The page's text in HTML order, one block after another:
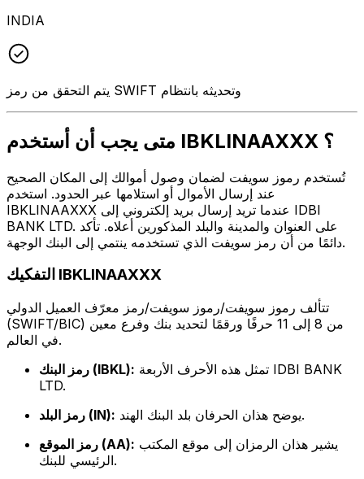
INDIA
يتم التحقق من رمز SWIFT وتحديثه بانتظام
متى يجب أن أستخدم IBKLINAAXXX ؟
تُستخدم رموز سويفت لضمان وصول أموالك إلى المكان الصحيح
عند إرسال الأموال أو استلامها عبر الحدود. استخدم
IBKLINAAXXX عندما تريد إرسال بريد إلكتروني إلى IDBI
BANK LTD. على العنوان والمدينة والبلد المذكورين أعلاه. تأكد
دائمًا من أن رمز سويفت الذي تستخدمه ينتمي إلى البنك الوجهة.
التفكيك IBKLINAAXXX
تتألف رموز سويفت/رموز سويفت/رمز معرّف العميل الدولي
(SWIFT/BIC) من 8 إلى 11 حرفًا ورقمًا لتحديد بنك وفرع معين
في العالم.
رمز البنك (IBKL):
LTD.
رمز البلد (IN):
يوضح هذان الحرفان بلد البنك الهند.
رمز الموقع (AA):
الرئيسي للبنك.